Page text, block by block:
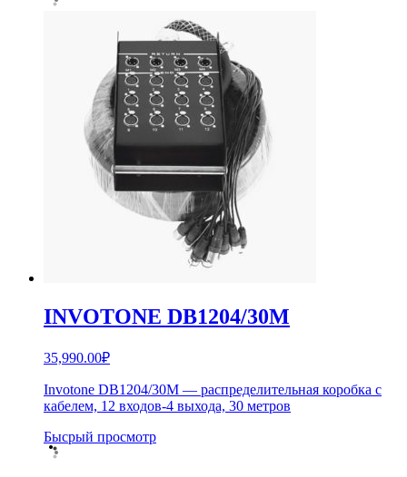
INVOTONE DB1204/30M
35,990.00₽
Invotone DB1204/30M — распределительная коробка с
кабелем, 12 входов-4 выхода, 30 метров
Бысрый просмотр